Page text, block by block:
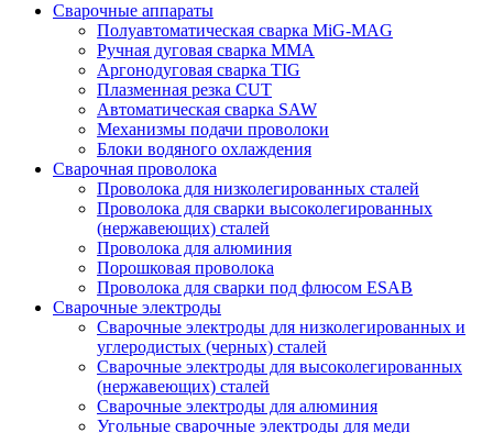
Сварочные аппараты
Полуавтоматическая сварка MiG-MAG
Ручная дуговая сварка MMA
Аргонодуговая сварка TIG
Плазменная резка CUT
Автоматическая сварка SAW
Механизмы подачи проволоки
Блоки водяного охлаждения
Сварочная проволока
Проволока для низколегированных сталей
Проволока для сварки высоколегированных
(нержавеющих) сталей
Проволока для алюминия
Порошковая проволока
Проволока для сварки под флюсом ESAB
Сварочные электроды
Сварочные электроды для низколегированных и
углеродистых (черных) сталей
Сварочные электроды для высоколегированных
(нержавеющих) сталей
Сварочные электроды для алюминия
Угольные сварочные электроды для меди